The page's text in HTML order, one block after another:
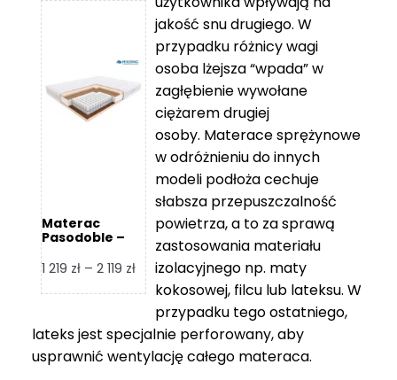
do
869 zł
1
349 zł
2
459 zł
Materac
Pasodoble –
1 219 zł – 2 119 złZakres
cen:
1
219 zł
do
jakość snu drugiego. W
przypadku różnicy wagi
osoba lżejsza “wpada” w
zagłębienie wywołane
ciężarem drugiej
osoby. Materace sprężynowe
w odróżnieniu do innych
modeli podłoża cechuje
słabsza przepuszczalność
powietrza, a to za sprawą
zastosowania materiału
izolacyjnego np. maty
kokosowej, filcu lub lateksu. W
przypadku tego ostatniego,
lateks jest specjalnie perforowany, aby
usprawnić wentylację całego materaca.